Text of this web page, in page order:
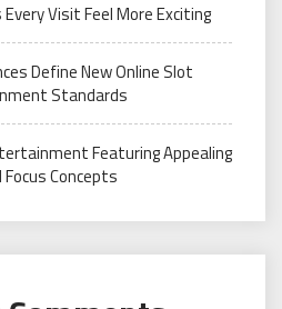
Visit Feel More Exciting
Define New Online Slot
Standards
Featuring Appealing
Focus Concepts